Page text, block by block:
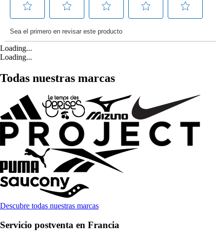
Loading...
Loading...
Todas nuestras marcas
Descubre todas nuestras marcas
Servicio postventa en Francia